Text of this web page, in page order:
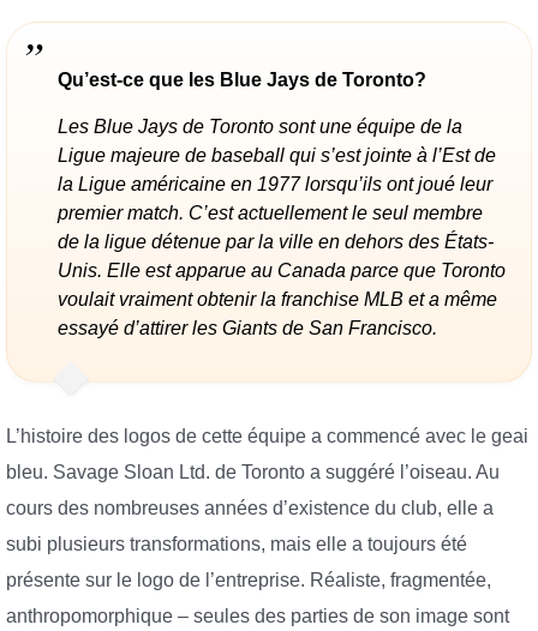
Qu’est-ce que les Blue Jays de Toronto?
Les Blue Jays de Toronto sont une équipe de la
Ligue majeure de baseball qui s’est jointe à l’Est de
la Ligue américaine en 1977 lorsqu’ils ont joué leur
premier match. C’est actuellement le seul membre
de la ligue détenue par la ville en dehors des États-
Unis. Elle est apparue au Canada parce que Toronto
voulait vraiment obtenir la franchise MLB et a même
essayé d’attirer les Giants de San Francisco.
L’histoire des logos de cette équipe a commencé avec le geai
bleu. Savage Sloan Ltd. de Toronto a suggéré l’oiseau. Au
cours des nombreuses années d’existence du club, elle a
subi plusieurs transformations, mais elle a toujours été
présente sur le logo de l’entreprise. Réaliste, fragmentée,
anthropomorphique – seules des parties de son image sont